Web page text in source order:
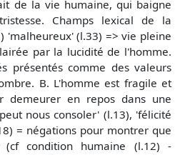
de la vie humaine, qui baigne
Champs lexical de la
'malheureux' (l.33) => vie pleine
par la lucidité de l'homme.
présentés comme des valeurs
B. L'homme est fragile et
demeurer en repos dans une
nous consoler' (l.13), 'félicité
= négations pour montrer que
(cf condition humaine (l.12) -